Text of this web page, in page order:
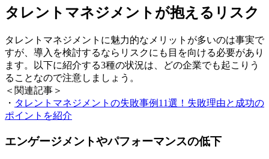
タレントマネジメントが抱えるリスク
タレントマネジメントに魅力的なメリットが多いのは事実で
すが、導入を検討するならリスクにも目を向ける必要があり
ます。以下に紹介する3種の状況は、どの企業でも起こりう
ることなので注意しましょう。
＜関連記事＞
・ タレントマネジメントの失敗事例11選！失敗理由と成功の
ポイントを紹介
エンゲージメントやパフォーマンスの低下